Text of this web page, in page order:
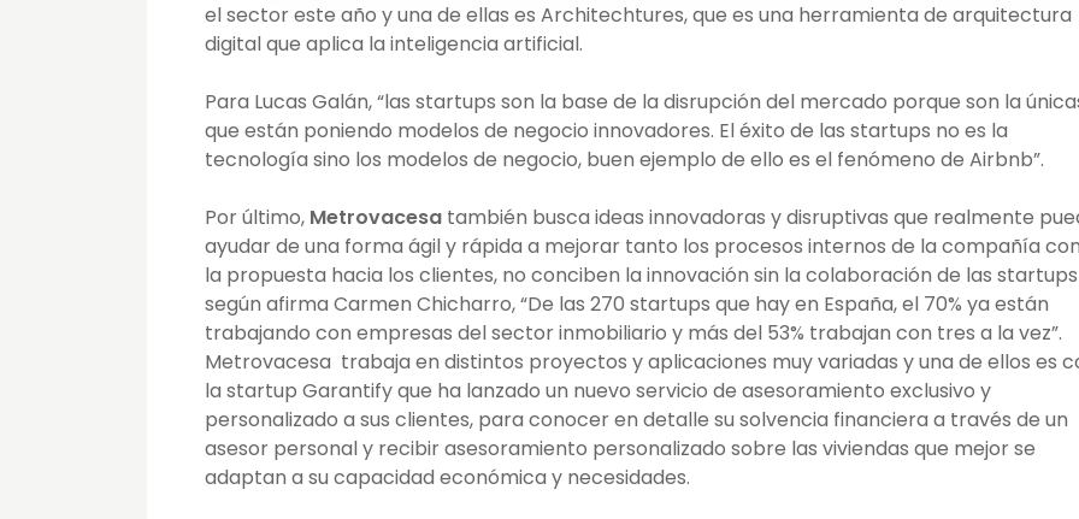
el sector este año y una de ellas es Architechtures, que es una herramienta de arquitectura
digital que aplica la inteligencia artificial.
Para Lucas Galán,“las startups son la base de la disrupción del mercado porque son la
que están poniendo modelos de negocio innovadores. El éxito de las startups no es la
tecnología sino los modelos de negocio, buen ejemplo de ello es el fenómeno de Airbnb”.
Por último, Metrovacesa también busca ideas innovadoras y disruptivas que realmente
ayudar de una forma ágil y rápida a mejorar tanto los procesos internos de la compañía
la propuesta hacia los clientes, no conciben la innovación sin la colaboración de las startups
según afirma Carmen Chicharro, “De las 270 startups que hay en España, el 70% ya están
trabajando con empresas del sector inmobiliario y más del 53% trabajan con tres a la vez”.
Metrovacesa trabaja en distintos proyectos y aplicaciones muy variadas y una de ellos es
la startup Garantify que ha lanzado un nuevo servicio de asesoramiento exclusivo y
personalizado a sus clientes, para conocer en detalle su solvencia financiera a través de un
asesor personal y recibir asesoramiento personalizado sobre las viviendas que mejor se
adaptan a su capacidad económica y necesidades.